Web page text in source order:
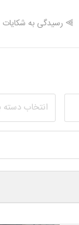
⫸ رسیدگی به شکایات
انتخاب دسته